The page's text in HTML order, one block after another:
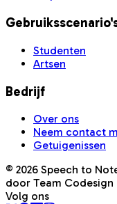
Studenten
Artsen
Bedrijf
Over ons
Neem contact
Getuigenissen
© 2026 Speech to
door Team Codesign
Volg ons